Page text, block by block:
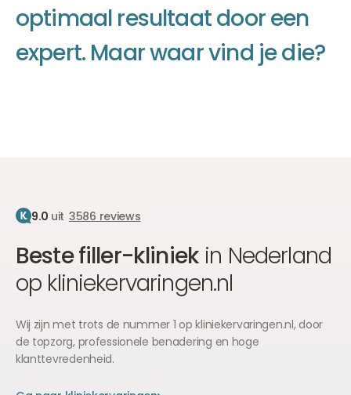
optimaal resultaatdooreen
expert. Maarwaarvind jedie?
9.0 uit 3586 reviews
Beste filler-kliniek in Nederland
op kliniekervaringen.nl
Wij zijn met trots de nummer 1 op kliniekervaringen.nl, door
de topzorg, professionele benadering en hoge
klanttevredenheid.